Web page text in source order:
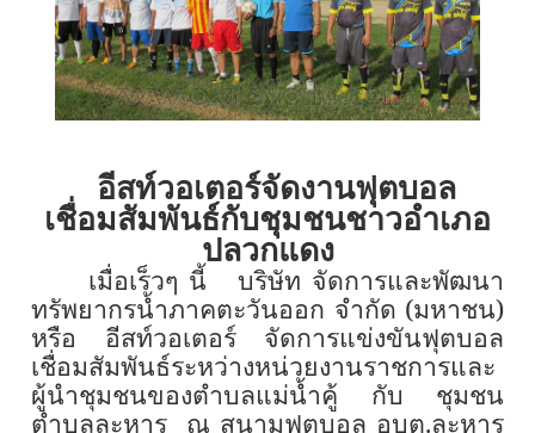
อีสท์วอเตอร์จัดงานฟุตบอล
เชื่อมสัมพันธ์กับชุมชนชาวอำเภอ
ปลวกแดง
เมื่อเร็วๆ นี้ บริษัท จัดการและพัฒนา
ทรัพยากรน้ำภาคตะวันออก จำกัด (มหาชน)
หรือ อีสท์วอเตอร์ จัดการแข่งขันฟุตบอล
เชื่อมสัมพันธ์ระหว่างหน่วยงานราชการและ
ผู้นำชุมชนของตำบลแม่น้ำคู้ กับ ชุมชน
ตำบลละหาร ณ สนามฟุตบอล อบต.ละหาร